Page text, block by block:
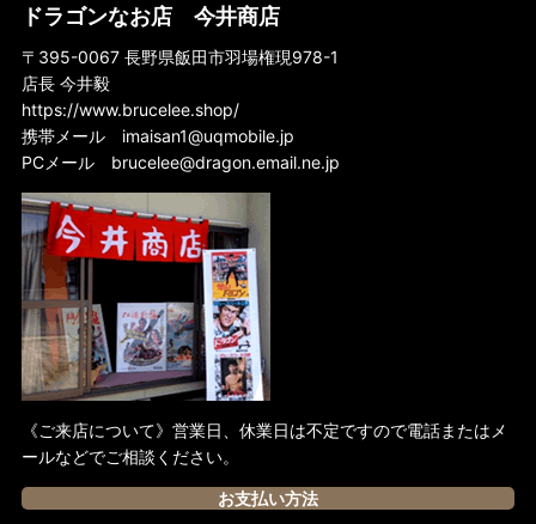
ドラゴンなお店 今井商店
〒395-0067 長野県飯田市羽場権現978-1
店長 今井毅
https://www.brucelee.shop/
携帯メール imaisan1@uqmobile.jp
PCメール brucelee@dragon.email.ne.jp
《ご来店について》営業日、休業日は不定ですので電話またはメ
ールなどでご相談ください。
お支払い方法